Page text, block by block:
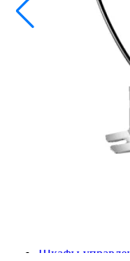
Шкафы
Готовые
Фонтанные
Подводные
Закладные
Системы
Плавающие
Пешеходные
Шкафы